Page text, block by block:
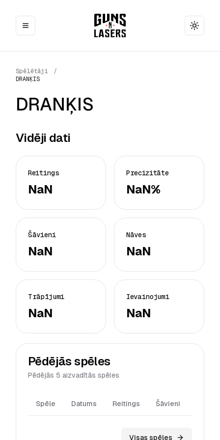
Toggle
Spēlētāji
/
DRANĶIS
DRANĶIS
Vidēji dati
Reitings
NaN
Precizitāte
NaN%
Šāvieni
NaN
Nāves
NaN
Trāpījumi
NaN
Ievainojumi
NaN
Pēdējās spēles
Pēdējās 5 aizvadītās spēles
Spēle Datums Reitings Šāvieni
Visas spēles